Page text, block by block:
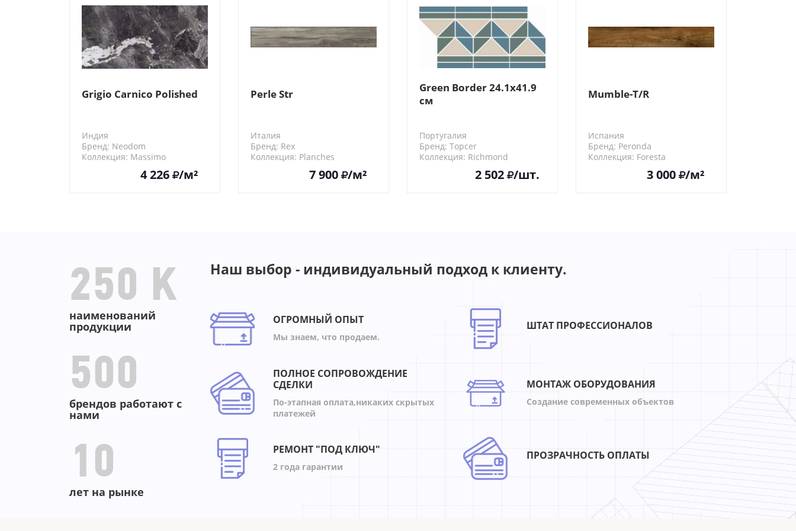
Grigio Carnico Polished
Индия
Бренд: Neodom
Коллекция: Massimo
4 226 /м²
Perle Str
Италия
Бренд: Rex
Коллекция: Planches
7 900 /м²
Green Border 24.1x41.9
см
Португалия
Бренд: Topcer
Коллекция: Richmond
2 502 /шт.
Mumble-T/R
Испания
Бренд: Peronda
Коллекция: Foresta
3 000 /м²
250 K
наименований
продукции
500
брендов работают с
нами
10
лет на рынке
Наш выбор - индивидуальный подход к клиенту.
ОГРОМНЫЙ ОПЫТ
Мы знаем, что продаем.
ШТАТ ПРОФЕССИОНАЛОВ
ПОЛНОЕ СОПРОВОЖДЕНИЕ
СДЕЛКИ
По-этапная оплата,никаких скрытых
платежей
МОНТАЖ ОБОРУДОВАНИЯ
Создание современных объектов
РЕМОНТ "ПОД КЛЮЧ"
2 года гарантии
ПРОЗРАЧНОСТЬ ОПЛАТЫ